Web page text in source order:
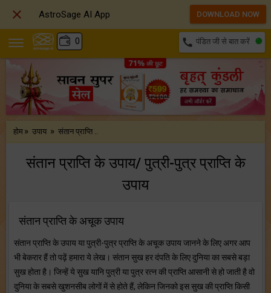
0 call पंडित जी से बात करें
होम » उपाय » संतान प्राप्ति ..
संतान प्राप्ति के उपाय/ पुत्री-पुत्र प्राप्ति के
उपाय
संतान प्राप्ति के अचूक उपाय
संतान प्राप्ति के उपाय या पुत्री-पुत्र प्राप्ति के अचूक उपाय जानने के लिए अगर आप
भी बेकरार हैं तो पढ़ें हमारा ये लेख। संतान सुख हर दंपति के लिए दुनिया का सबसे बड़ा
सुख होता है। जिन्हें ये सुख यानि पुत्री या पुत्र रत्न की प्राप्ति आसानी से हो जाती है वो
दुनिया के सबसे खुशनसीब लोगों में से होते हैं, लेकिन जिनको इस सुख की प्राप्ति किसी
 AstroSage AI App DOWNLOAD NOW